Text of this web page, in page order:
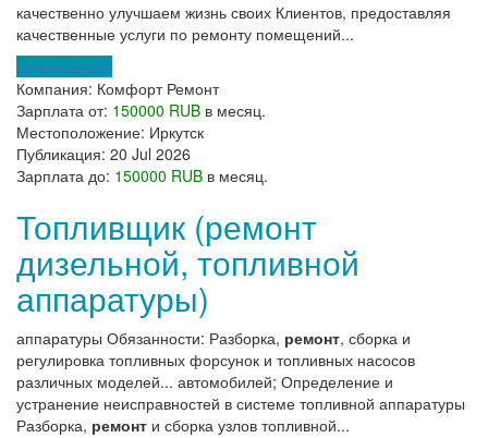
качественно улучшаем жизнь своих Клиентов, предоставляя
качественные услуги по ремонту помещений...
Откликнуться
Компания: Комфорт Ремонт
Зарплата от: 150000 RUB в месяц.
Местоположение: Иркутск
Публикация: 20 Jul 2026
Зарплата до: 150000 RUB в месяц.
Топливщик (ремонт
дизельной, топливной
аппаратуры)
аппаратуры Обязанности: Разборка, ремонт, сборка и
регулировка топливных форсунок и топливных насосов
различных моделей... автомобилей; Определение и
устранение неисправностей в системе топливной аппаратуры
Разборка, ремонт и сборка узлов топливной...